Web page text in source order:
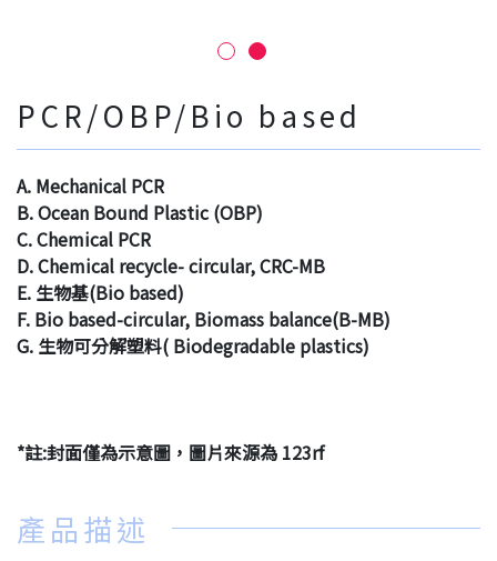
PCR/OBP/Bio based
A. Mechanical PCR
B. Ocean Bound Plastic (OBP)
C. Chemical PCR
D. Chemical recycle- circular, CRC-MB
E. 生物基(Bio based)
F. Bio based-circular, Biomass balance(B-MB)
G. 生物可分解塑料( Biodegradable plastics)
*註:封面僅為示意圖，圖片來源為 123rf
產品描述